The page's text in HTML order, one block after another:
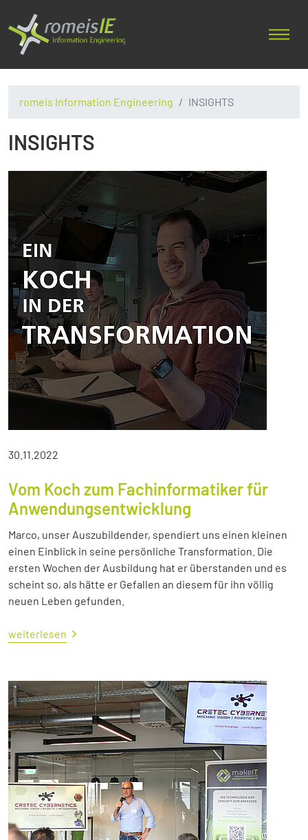
romeis Information Engineering INSIGHTS
INSIGHTS
30.11.2022
Vom Koch zum Fachinformatiker für
Anwendungsentwicklung
Marco, unser Auszubildender, spendiert uns einen kleinen
einen Einblick in seine persönliche Transformation. Die
ersten Wochen der Ausbildung hat er überstanden und es
scheint so, als hätte er Gefallen an diesem für ihn völlig
neuen Leben gefunden.
weiterlesen